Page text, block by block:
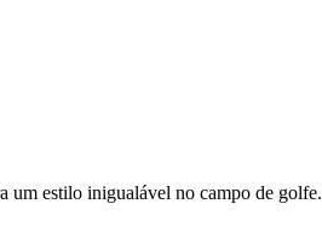
um estilo inigualável no campo de golfe.